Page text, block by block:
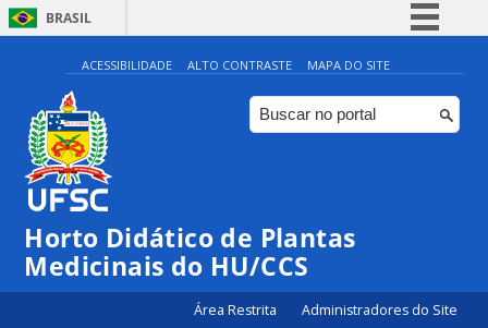
BRASIL
Simplifique!
Comunica BR
Participe
Canais
ACESSIBILIDADE ALTO CONTRASTE MAPA DO SITE
Horto Didático de Plantas
Medicinais do HU/CCS
Área Restrita Administradores do Site